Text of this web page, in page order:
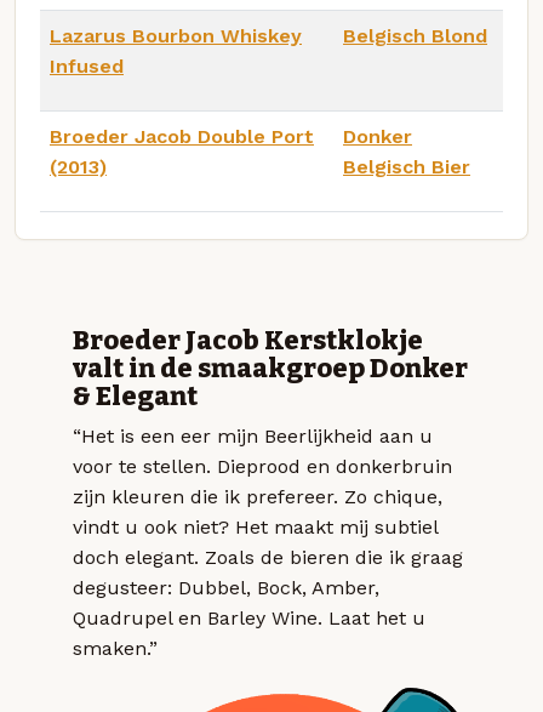
Lazarus Bourbon Whiskey
Infused
Belgisch Blond
Broeder Jacob Double Port
(2013)
Donker
Belgisch Bier
Broeder Jacob Kerstklokje
valt in de smaakgroep Donker
& Elegant
“Het is een eer mijn Beerlijkheid aan u
voor te stellen. Dieprood en donkerbruin
zijn kleuren die ik prefereer. Zo chique,
vindt u ook niet? Het maakt mij subtiel
doch elegant. Zoals de bieren die ik graag
degusteer: Dubbel, Bock, Amber,
Quadrupel en Barley Wine. Laat het u
smaken.”